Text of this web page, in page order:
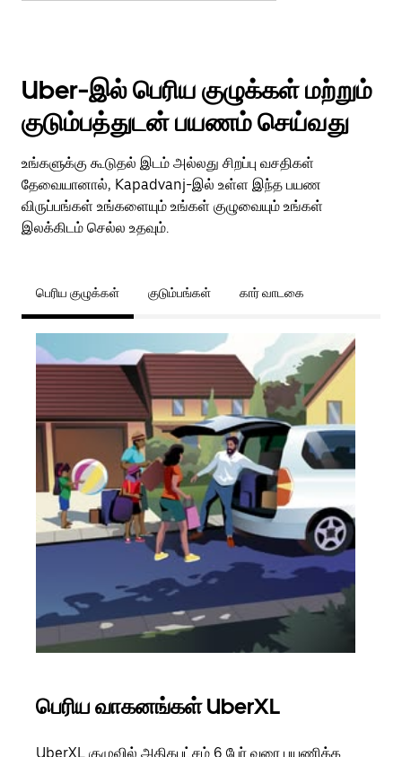
Uber-இல் பெரிய குழுக்கள் மற்றும்
குடும்பத்துடன் பயணம் செய்வது
உங்களுக்கு கூடுதல் இடம் அல்லது சிறப்பு வசதிகள்
தேவையானால், Kapadvanj-இல் உள்ள இந்த பயண
விருப்பங்கள் உங்களையும் உங்கள் குழுவையும் உங்கள்
இலக்கிடம் செல்ல உதவும்.
பெரிய குழுக்கள் குடும்பங்கள் கார் வாடகை
பெரிய வாகனங்கள் UberXL
UberXL குழுவில் அதிகபட்சம் 6 பேர் வரை பயணிக்க